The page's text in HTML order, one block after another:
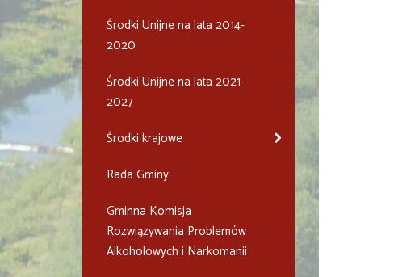
Środki Unijne na lata 2014-
2020
Środki Unijne na lata 2021-
2027
Środki krajowe
Rada Gminy
Gminna Komisja
Rozwiązywania Problemów
Alkoholowych i Narkomanii